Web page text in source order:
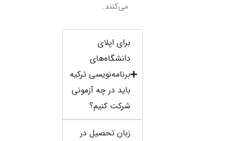
می‌کنند.
برای اپلای
دانشگاه‌های
برنامه‌نویسی ترکیه
باید در چه آزمونی
شرکت کنیم؟
زبان تحصیل در